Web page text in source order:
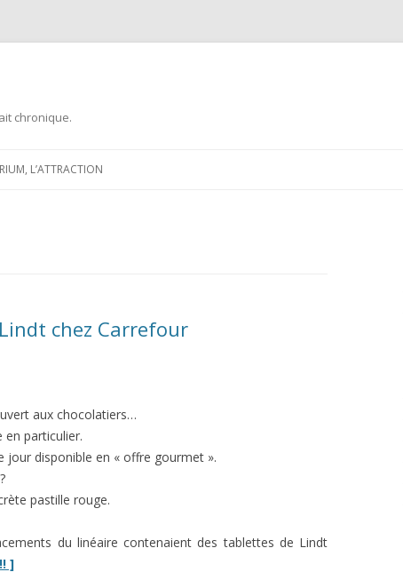
chronique.
L’ATTRACTION
chez Carrefour
aux chocolatiers…
particulier.
jour disponible en « offre gourmet ».
pastille rouge.
du linéaire contenaient des tablettes de Lindt
]“Une